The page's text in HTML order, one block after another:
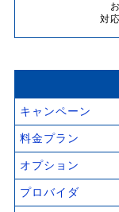
対
キャンペーン
料金プラン
オプション
プロバイダ